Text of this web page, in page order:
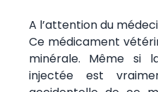
A l’attention du
Ce médicament
minérale. Même si
injectée est